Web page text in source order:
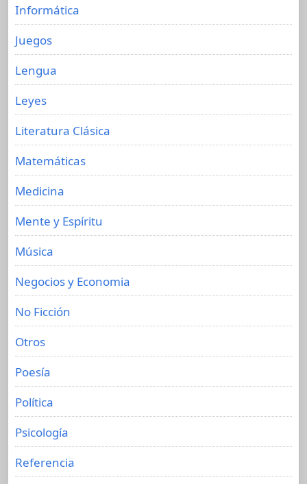
Informática
Juegos
Lengua
Leyes
Literatura Clásica
Matemáticas
Medicina
Mente y Espíritu
Música
Negocios y Economia
No Ficción
Otros
Poesía
Política
Psicología
Referencia